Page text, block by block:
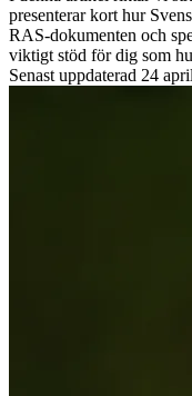
presenterar kort hur
RAS-dokumenten och
viktigt stöd för dig som
Senast uppdaterad 24